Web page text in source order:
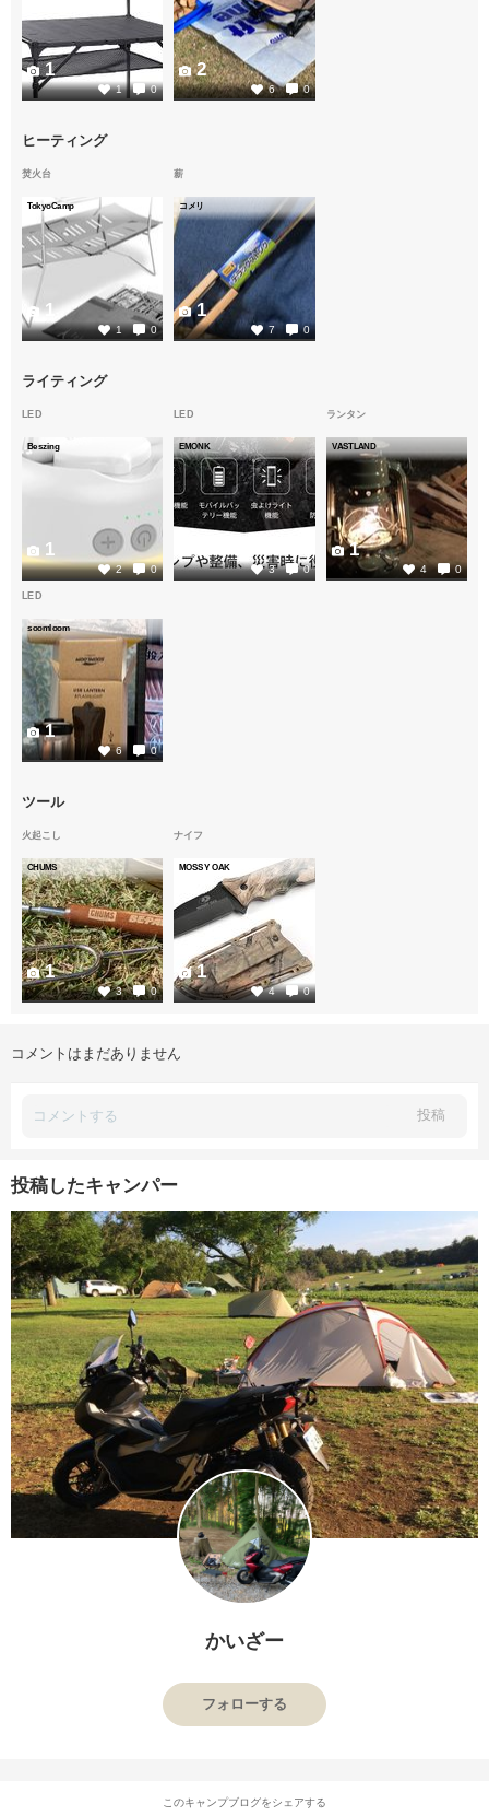
1 0
1
6 0
2
ヒーティング
焚火台
TokyoCamp
1 0
1
薪
コメリ
7 0
1
ライティング
LED
Beszing
2 0
1
LED
EMONK
3 0
ランタン
VASTLAND
4 0
1
LED
soomloom
6 0
1
ツール
火起こし
CHUMS
3 0
1
ナイフ
MOSSY OAK
4 0
1
コメントはまだありません
投稿
投稿したキャンパー
かいざー
フォローする
このキャンプブログをシェアする